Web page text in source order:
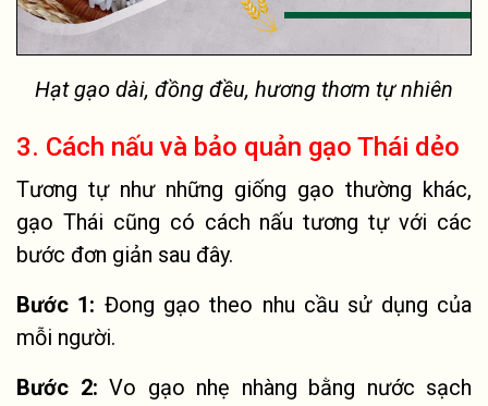
Hạt gạo dài, đồng đều, hương thơm tự nhiên
3. Cách nấu và bảo quản gạo Thái dẻo
Tương tự như những giống gạo thường khác,
gạo Thái cũng có cách nấu tương tự với các
bước đơn giản sau đây.
Bước 1: Đong gạo theo nhu cầu sử dụng của
mỗi người.
Bước 2: Vo gạo nhẹ nhàng bằng nước sạch